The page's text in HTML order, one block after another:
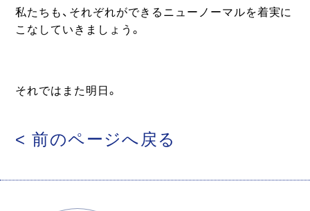
私たちも、それぞれができるニューノーマルを着実に
こなしていきましょう。
それではまた明日。
< 前のページへ戻る